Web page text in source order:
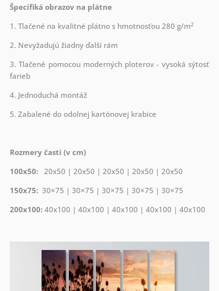
Špecifiká obrazov na plátne
1. Tlačené na kvalitné plátno s hmotnosťou 280 g/m2
2. Nevyžadujú žiadny ďalší rám
3. Tlačené pomocou moderných ploterov - vysoká sýtosť
farieb
4. Jednoduchá montáž
5. Zabalené do odolnej kartónovej krabice
Rozmery častí (v cm)
100x50: 20x50 | 20x50 | 20x50 | 20x50 | 20x50
150x75: 30×75 | 30×75 | 30×75 | 30×75 | 30×75
200x100: 40x100 | 40x100 | 40x100 | 40x100 | 40x100